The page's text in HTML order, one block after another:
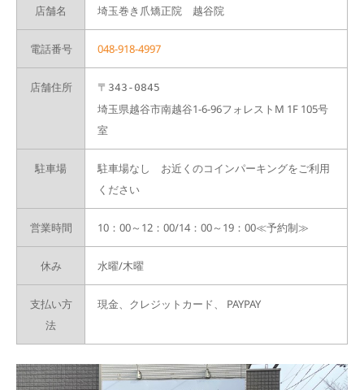
店舗名 埼玉巻き爪矯正院 越谷院
電話番号 048-918-4997
店舗住所 〒343-0845
埼玉県越谷市南越谷1-6-96フォレストM 1F 105号
室
駐車場
駐車場なし お近くのコインパーキングをご利用
ください
営業時間 10：00～12：00/14：00～19：00≪予約制≫
休み 水曜/木曜
支払い方
法
現金、クレジットカード、 PAYPAY